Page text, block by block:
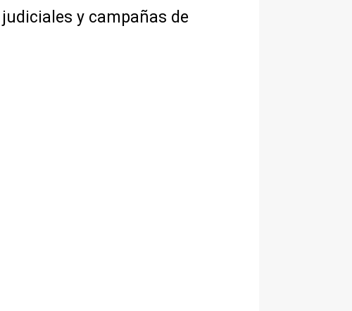
y campañas de